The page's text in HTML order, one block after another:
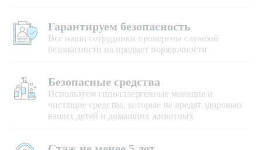
Гарантируем безопасность
Все наши сотрудники проверены службой
безопасности на предмет порядочности
Безопасные средства
Используем гипоаллергенные моющие и
чистящие средства, которые не вредят здоровью
ваших детей и домашних животных